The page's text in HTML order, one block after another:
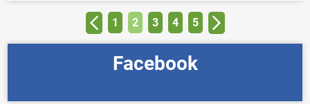
1 2 3 4 5
Facebook